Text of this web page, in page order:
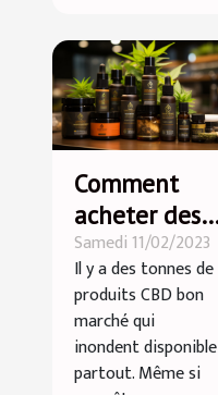
Comment
acheter des
produits CBD
de qualité et
pas cher ?
Samedi 11/02/2023
Il y a des tonnes de
produits CBD bon
marché qui
inondent disponible
partout. Même si